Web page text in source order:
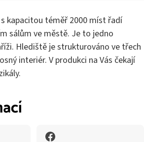
kapacitou téměř 2000 míst řadí
sálům ve městě. Je to jedno
Hlediště je strukturováno ve třech
interiér. V produkci na Vás čekají